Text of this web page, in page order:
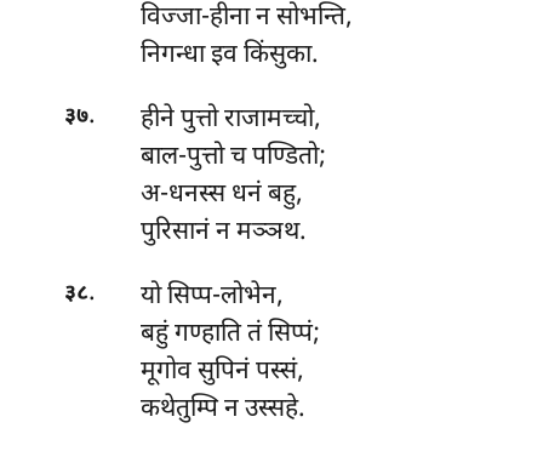
विज्जा-हीना न सोभन्ति,
निगन्धा इव किंसुका.
३७.
हीने पुत्तो राजामच्चो,
बाल-पुत्तो च पण्डितो;
अ-धनस्स धनं बहु,
पुरिसानं न मञ्ञथ.
३८.
यो सिप्प-लोभेन,
बहुं गण्हाति तं सिप्पं;
मूगोवसुपिनं पस्सं,
कथेतुम्पि न उस्सहे.